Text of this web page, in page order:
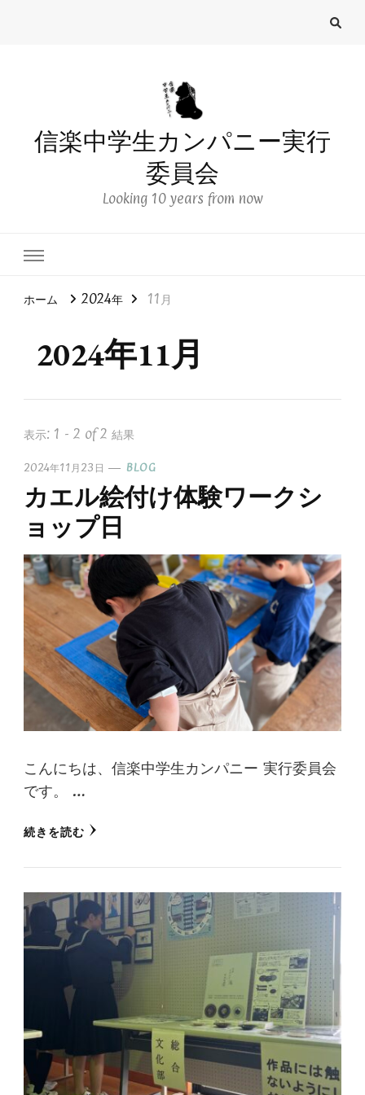
信楽中学生カンパニー実行
委員会
Looking 10 years from now
ホーム 2024年 11月
2024年11月
表示: 1 - 2 of 2 結果
2024年11月23日 BLOG
カエル絵付け体験ワークシ
ョップ日
こんにちは、信楽中学生カンパニー 実行委員会
です。 …
続きを読む